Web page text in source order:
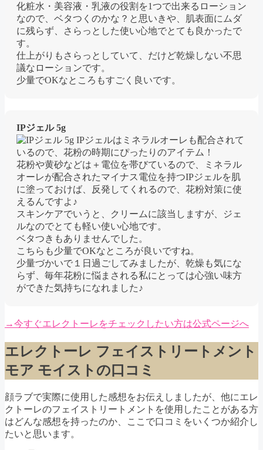
化粧水・美容液・乳液の役割を1つで出来るローション
なので、ベタつくのかな？と思いきや、肌表面にムダ
に残らず、さらっとした使い心地でとても良かったで
す。
仕上がりもさらっとしていて、だけど乾燥しない不思
議なローションです。
少量でOKなところもすごく良いです。
IPジェル 5g
IPジェルはミネラルオーレも配合されて
いるので、花粉の時期にぴったりのアイテム！
花粉や黄砂などは＋電位を帯びているので、ミネラル
オーレが配合されたマイナス電位を持つIPジェルを肌
に塗っておけば、反発してくれるので、花粉対策に使
えるんですよ♪
スキンケアでいうと、クリームに該当しますが、ジェ
ルなのでとても軽い使い心地です。
ベタつきもありませんでした。
こちらも少量でOKなところが良いですね。
少量づかいで１日過ごしてみましたが、乾燥も気にな
らず、毎年花粉に悩まされる私にとっては心強い味方
ができた気持ちになれました♪
→今すぐエレクトーレをチェックしたい方は公式ページへ
エレクトーレ フェイストリートメント
モア モイストの口コミ
顔ラブで実際に使用した感想をお伝えしましたが、他にエレ
クトーレのフェイストリートメントを使用したことがある方
はどんな感想を持ったのか、ここで口コミをいくつか紹介し
たいと思います。